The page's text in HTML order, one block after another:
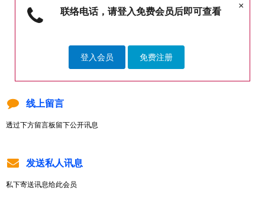
×
联络电话，请登入免费会员后即可查看
登入会员 免费注册
线上留言
透过下方留言板留下公开讯息
发送私人讯息
私下寄送讯息给此会员